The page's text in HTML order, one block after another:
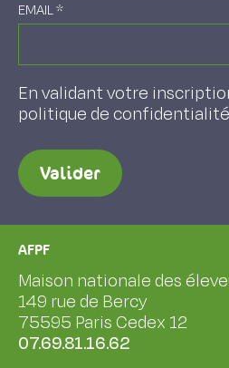
EMAIL*
En validant votre
politique de
Valider
AFPF
Maison nationale des
149 rue de Bercy
75595 Paris Cedex 12
07.69.81.16.62